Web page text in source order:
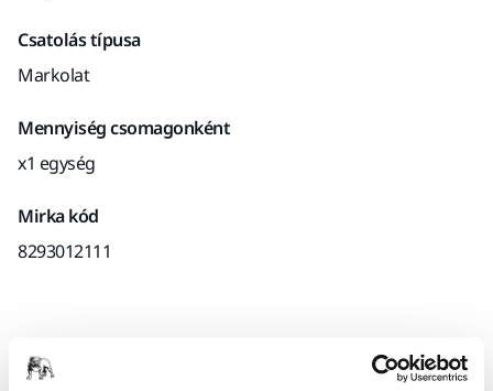
Csatolás típusa
Markolat
Mennyiség csomagonként
x1 egység
Mirka kód
8293012111